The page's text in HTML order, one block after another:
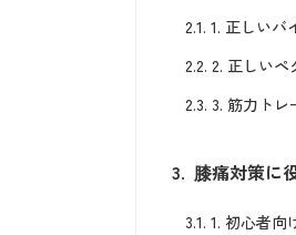
2.1. 1. 正しいバ
2.2. 2. 正しいペ
2.3. 3. 筋力ト
3. 膝痛対策に
3.1. 1. 初心者向